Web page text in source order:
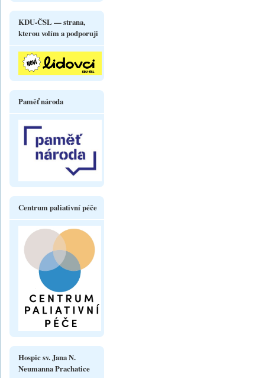
KDU-ČSL — strana,
kterou volím a podporuji
Paměť národa
Centrum paliativní péče
Hospic sv. Jana N.
Neumanna Prachatice